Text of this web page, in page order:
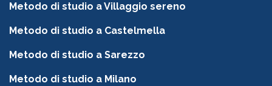
Metodo di studio a Villaggio sereno
Metodo di studio a Castelmella
Metodo di studio a Sarezzo
Metodo di studio a Milano